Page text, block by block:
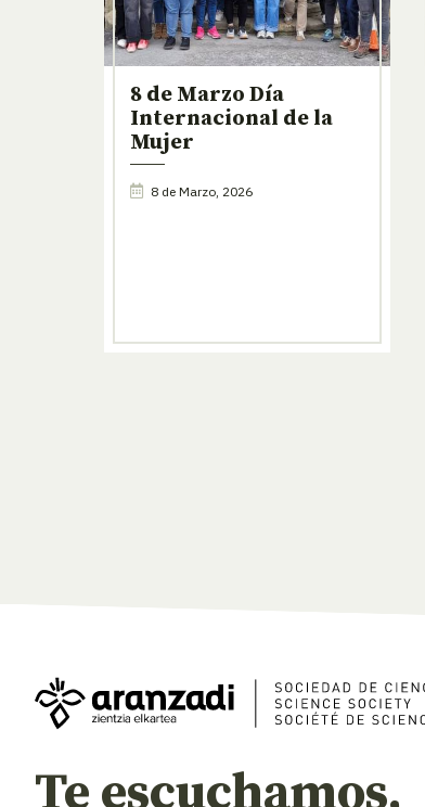
8 de Marzo Día
Internacional de la
Mujer
8 de Marzo, 2026
Te escuchamos,